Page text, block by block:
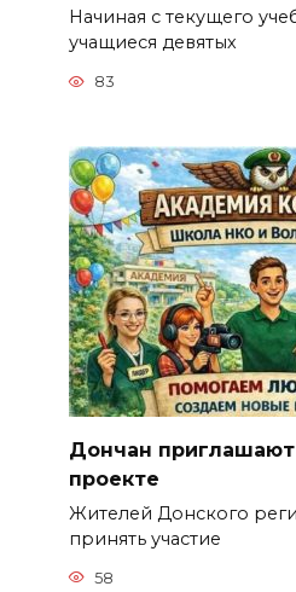
Начиная с текущего
учащиеся девятых
83
Дончан приглашают
проекте
Жителей Донского
принять участие
58